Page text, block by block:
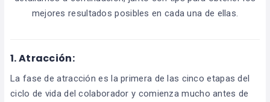
mejores resultados posibles en cada una de ellas.
1.Atracción:
La fase de atracción es la primera de las cinco etapas del
ciclo de vida del colaborador y comienza mucho antes de